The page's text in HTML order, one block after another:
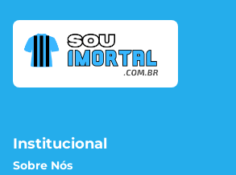
Institucional
Sobre Nós